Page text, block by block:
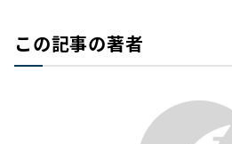
この記事の著者